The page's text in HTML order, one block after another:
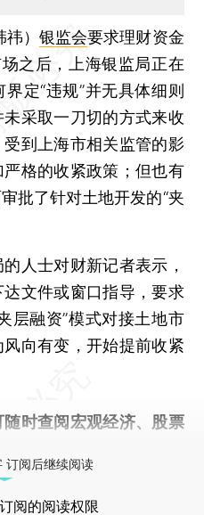
） 银监会要求理财资金
之后，上海银监局正在
定“违规”并无具体细则
采取一刀切的方式来收
到上海市相关监管的影
格的收紧政策；但也有
批了针对土地开发的“夹
士对财新记者表示，
文件或窗口指导，要求
层融资”模式对接土地市
向有变，开始提前收紧
随时查阅宏观经济、股票
订阅后继续阅读
阅的阅读权限